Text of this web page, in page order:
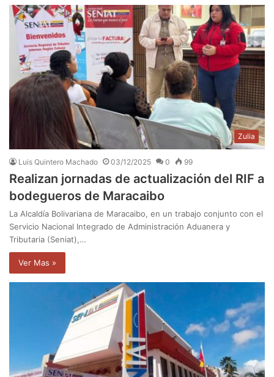
Zulia
Luis Quintero Machado 03/12/2025 0 99
Realizan jornadas de actualización del RIF a
bodegueros de Maracaibo
La Alcaldía Bolivariana de Maracaibo, en un trabajo conjunto con el
Servicio Nacional Integrado de Administración Aduanera y
Tributaria (Seniat),…
Ver Mas »